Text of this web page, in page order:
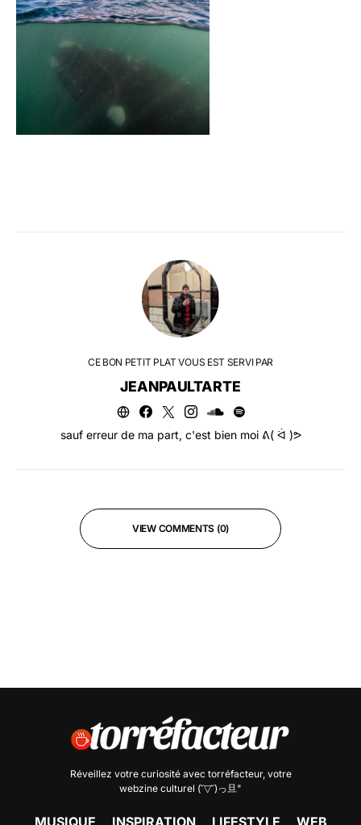
CE BON PETIT PLAT VOUS EST SERVI PAR
JEANPAULTARTE
sauf erreur de ma part, c'est bien moi ᕕ( ᐛ )ᕗ
VIEW COMMENTS (0)
Réveillez votre curiosité avec torréfacteur, votre
webzine culturel (˘▽˘)っ旦"